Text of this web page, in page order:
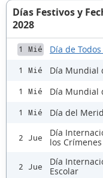
Días Festivos y
2028
1 Mié Día de
1 Mié Día Mundial
1 Mié Día Mundial
1 Mié Día del
2 Jue
Día
los
2 Jue
Día
Escolar